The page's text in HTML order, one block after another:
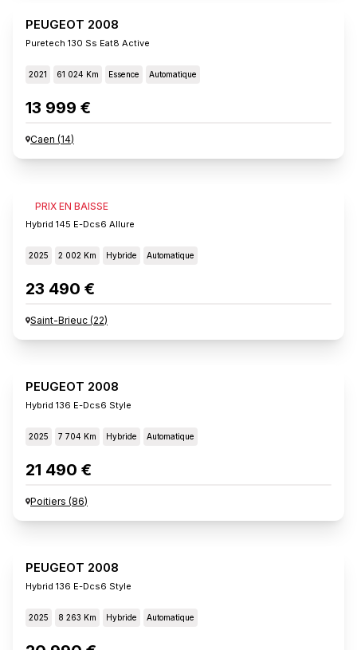
PEUGEOT 2008
Puretech 130 Ss Eat8 Active
2021 61 024 Km Essence Automatique
13 999 €
Caen (14)
PRIX EN BAISSE
PEUGEOT 2008
Hybrid 145 E-Dcs6 Allure
2025 2 002 Km Hybride Automatique
23 490 €
Saint-Brieuc (22)
PEUGEOT 2008
Hybrid 136 E-Dcs6 Style
2025 7 704 Km Hybride Automatique
21 490 €
Poitiers (86)
PEUGEOT 2008
Hybrid 136 E-Dcs6 Style
2025 8 263 Km Hybride Automatique